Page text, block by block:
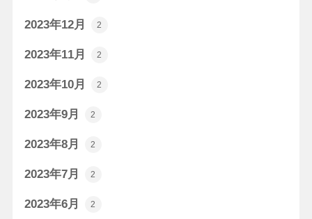
2023年12月 2
2023年11月 2
2023年10月 2
2023年9月 2
2023年8月 2
2023年7月 2
2023年6月 2